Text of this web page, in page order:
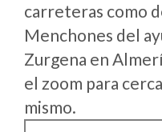
carreteras como
Menchones del
Zurgena en
el zoom para
mismo.